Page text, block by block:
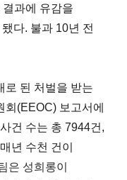
과에 유감을
다. 불과 10년 전
로 된 처벌을 받는
(EEOC) 보고서에
건 수는 총 7944건,
년 수천 건이
은 성희롱이